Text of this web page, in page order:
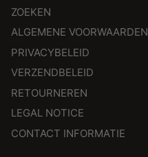
ZOEKEN
ALGEMENE VOORWAARDEN
PRIVACYBELEID
VERZENDBELEID
RETOURNEREN
LEGAL NOTICE
CONTACT INFORMATIE